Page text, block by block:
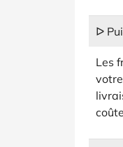
ᐅ
Les